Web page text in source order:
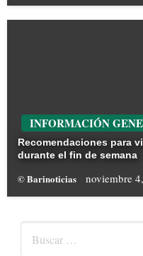
INFORMACIÓN
Recomendaciones para
durante el fin de semana
© Barinoticias noviembre